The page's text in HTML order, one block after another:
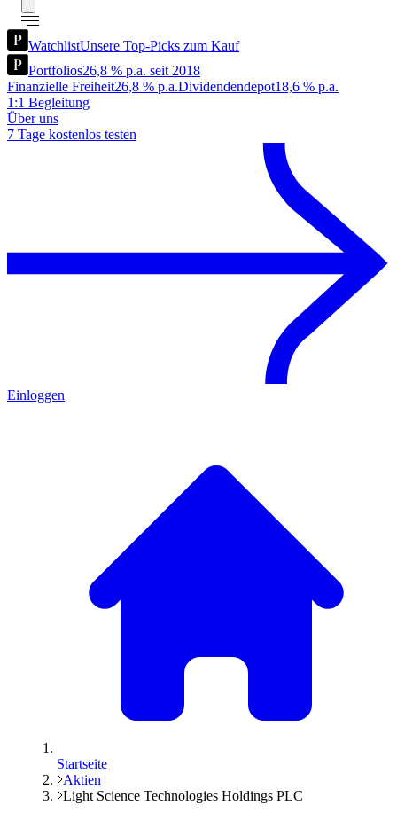
WatchlistUnsere Top-Picks zum Kauf
Portfolios26,8 % p.a. seit 2018
Finanzielle Freiheit26,8 % p.a.Dividendendepot18,6 % p.a.
1:1 Begleitung
Über uns
7 Tage kostenlos testen
Einloggen
Startseite
Aktien
Light Science Technologies Holdings PLC